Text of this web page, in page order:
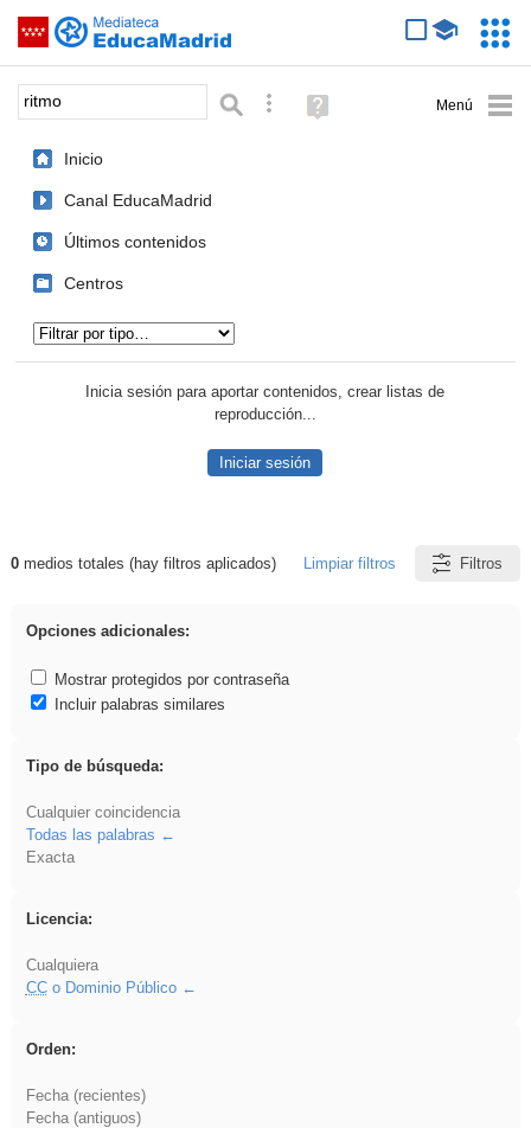
Saltar navegación
Palabra o frase: Búsqueda avanzada
Ayuda
(en
Inicio
Canal EducaMadrid
Últimos contenidos
Centros
Inicia sesión para aportar contenidos, crear listas de
reproducción...
Iniciar sesión
Resultados de: ritmo
0medios totales (hay filtros aplicados) Limpiar filtros Filtros
Opciones adicionales:
Mostrar protegidos por contraseña
Incluir palabras similares
Tipo de búsqueda:
Cualquier coincidencia
Todas las palabras
Exacta
Licencia:
Cualquiera
CCo Dominio Público
Orden:
Fecha (recientes)
Fecha (antiguos)